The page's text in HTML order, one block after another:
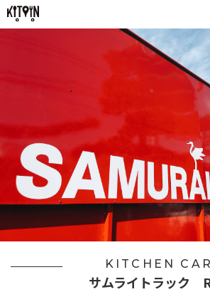
KITCHEN CAR
サムライトラック